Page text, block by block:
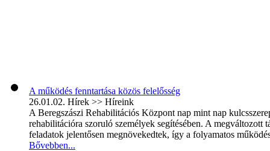
A működés fenntartása közös felelősség
26.01.02. Hírek >> Híreink
A Beregszászi Rehabilitációs Központ nap mint nap
rehabilitációra szoruló személyek segítésében. A megváltozott
feladatok jelentősen megnövekedtek, így a folyamatos
Bővebben...